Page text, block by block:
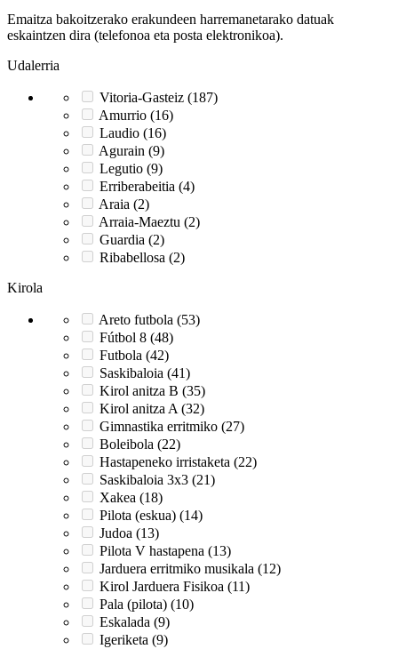
Emaitza bakoitzerako erakundeen harremanetarako datuak
eskaintzen dira (telefonoa eta posta elektronikoa).
Udalerria
Vitoria-Gasteiz (187)
Amurrio (16)
Laudio (16)
Agurain (9)
Legutio (9)
Erriberabeitia (4)
Araia (2)
Arraia-Maeztu (2)
Guardia (2)
Ribabellosa (2)
Kirola
Areto futbola (53)
Fútbol 8 (48)
Futbola (42)
Saskibaloia (41)
Kirol anitza B (35)
Kirol anitza A (32)
Gimnastika erritmiko (27)
Boleibola (22)
Hastapeneko irristaketa (22)
Saskibaloia 3x3 (21)
Xakea (18)
Pilota (eskua) (14)
Judoa (13)
Pilota V hastapena (13)
Jarduera erritmiko musikala (12)
Kirol Jarduera Fisikoa (11)
Pala (pilota) (10)
Eskalada (9)
Igeriketa (9)